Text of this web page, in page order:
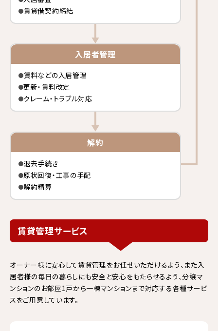
賃貸借契約締結
入居者管理
賃料などの入居管理
更新・賃料改定
クレーム・トラブル対応
解約
退去手続き
原状回復・工事の手配
解約精算
賃貸管理サービス
オーナー様に安心して賃貸管理をお任せいただけるよう、また入
居者様の毎日の暮らしにも安全と安心をもたらせるよう、分譲マ
ンションのお部屋1戸から一棟マンションまで対応する各種サービ
スをご用意しています。